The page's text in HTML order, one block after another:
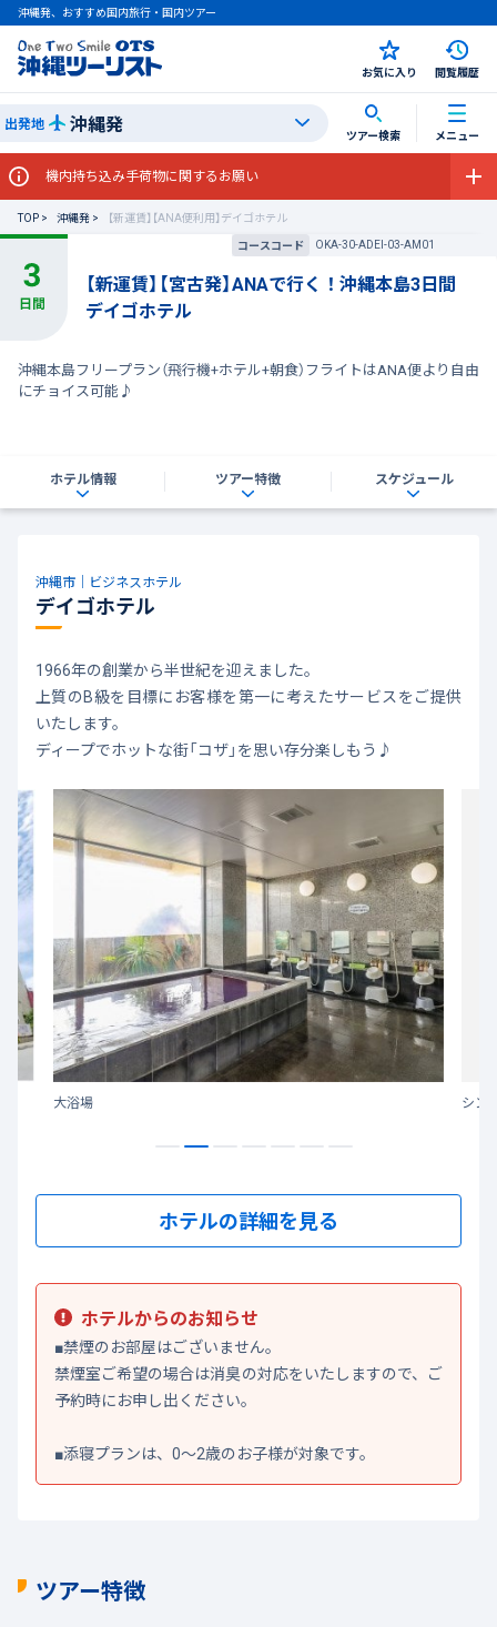
沖縄発、おすすめ国内旅行・国内ツアー
お気に入り 閲覧履歴
出発地 沖縄発 ツアー検索 メニュー
機内持ち込み手荷物に関するお願い
TOP 沖縄発
【新運賃】【ANA便利用】デイゴホテル
コースコード
OKA-30-ADEI-03-AM01
【新運賃】【宮古発】ANAで行く！沖縄本島3日間
デイゴホテル
沖縄本島フリープラン（飛行機+ホテル+朝食）フライトはANA便より自由
にチョイス可能♪
ホテル情報 ツアー特徴 スケジュール
沖縄市｜ビジネスホテル
デイゴホテル
1966年の創業から半世紀を迎えました。
上質のB級を目標にお客様を第一に考えたサービスをご提供
いたします。
ディープでホットな街「コザ」を思い存分楽しもう♪
大浴場 シン
ホテルの詳細を見る
ホテルからのお知らせ
■禁煙のお部屋はございません。
禁煙室ご希望の場合は消臭の対応をいたしますので、ご
予約時にお申し出ください。
■添寝プランは、0～2歳のお子様が対象です。
ツアー特徴